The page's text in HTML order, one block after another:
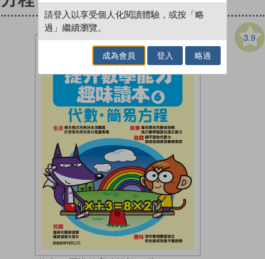
3.9
請登入以享受個人化閱讀體驗，或按「略
過」繼續瀏覽。
成為會員 登入 略過